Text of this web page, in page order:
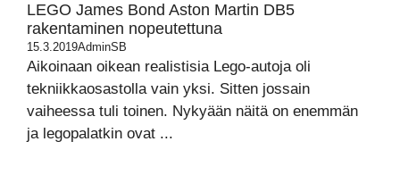
LEGO James Bond Aston Martin DB5
rakentaminen nopeutettuna
15.3.2019AdminSB
Aikoinaan oikean realistisia Lego-autoja oli
tekniikkaosastolla vain yksi. Sitten jossain
vaiheessa tuli toinen. Nykyään näitä on enemmän
ja legopalatkin ovat ...